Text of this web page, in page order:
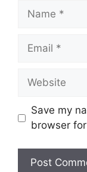
Name
Email
Website
Save my
browser